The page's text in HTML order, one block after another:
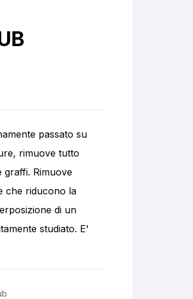
passato su
rimuove tutto
graffi. Rimuove
che riducono la
di un
studiato. E'